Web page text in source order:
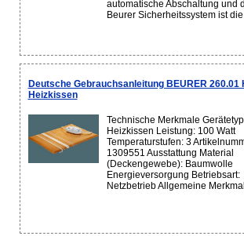
automatische Abschaltung und
Beurer Sicherheitssystem ist die
Deutsche Gebrauchsanleitung BEURER 260.01
Heizkissen
Technische Merkmale
Heizkissen Leistung: 100 Watt
Temperaturstufen: 3
1309551 Ausstattung Material
(Deckengewebe): Baumwolle
Energieversorgung Betriebsart:
Netzbetrieb Allgemeine